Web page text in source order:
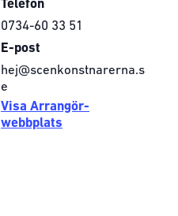
Telefon
0734-60 33 51
E-post
hej@scenkonstnarerna.s
e
Visa Arrangör-
webbplats